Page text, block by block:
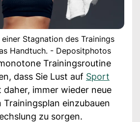
Stagnation des Trainings
Handtuch. - Depositphotos
Trainingsroutine
dass Sie Lust auf Sport
daher, immer wieder neue
Trainingsplan einzubauen
zu sorgen.